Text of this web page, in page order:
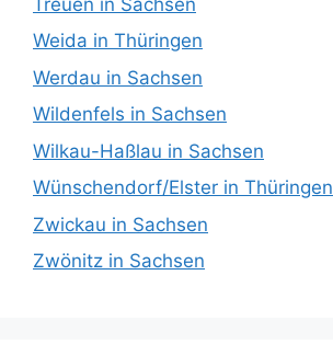
Weida in Thüringen
Werdau in Sachsen
Wildenfels in Sachsen
Wilkau-Haßlau in Sachsen
Wünschendorf/Elster in Thüringen
Zwickau in Sachsen
Zwönitz in Sachsen